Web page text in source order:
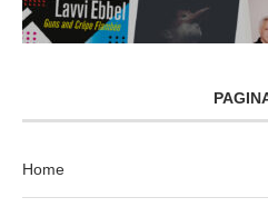
Home